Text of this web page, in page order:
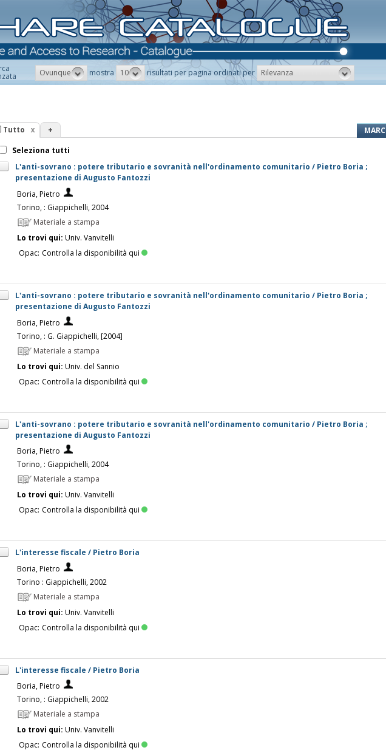
Ovunque mostra 10 risultati per pagina ordinati per Rilevanza
Tutto + MARC
Seleziona tutti
L'anti-sovrano : potere tributario e sovranità nell'ordinamento comunitario / Pietro Boria ;
presentazione di Augusto Fantozzi
Boria, Pietro
Torino, : Giappichelli, 2004
Materiale a stampa
Lo trovi qui: Univ. Vanvitelli
Opac: Controlla la disponibilità qui
L'anti-sovrano : potere tributario e sovranità nell'ordinamento comunitario / Pietro Boria ;
presentazione di Augusto Fantozzi
Boria, Pietro
Torino, : G. Giappichelli, [2004]
Materiale a stampa
Lo trovi qui: Univ. del Sannio
Opac: Controlla la disponibilità qui
L'anti-sovrano : potere tributario e sovranità nell'ordinamento comunitario / Pietro Boria ;
presentazione di Augusto Fantozzi
Boria, Pietro
Torino, : Giappichelli, 2004
Materiale a stampa
Lo trovi qui: Univ. Vanvitelli
Opac: Controlla la disponibilità qui
L'interesse fiscale / Pietro Boria
Boria, Pietro
Torino : Giappichelli, 2002
Materiale a stampa
Lo trovi qui: Univ. Vanvitelli
Opac: Controlla la disponibilità qui
L'interesse fiscale / Pietro Boria
Boria, Pietro
Torino, : Giappichelli, 2002
Materiale a stampa
Lo trovi qui: Univ. Vanvitelli
Opac: Controlla la disponibilità qui